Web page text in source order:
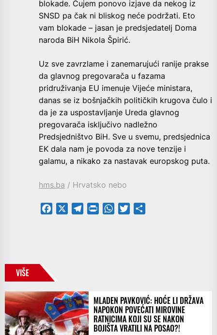
blokade. Čujem ponovo izjave da nekog iz
SNSD pa čak ni bliskog neće podržati. Eto
vam blokade – jasan je predsjedatelj Doma
naroda BiH Nikola Špirić.
Uz sve zavrzlame i zanemarujući ranije prakse
da glavnog pregovarača u fazama
pridruživanja EU imenuje Vijeće ministara,
danas se iz bošnjačkih političkih krugova čulo i
da je za uspostavljanje Ureda glavnog
pregovarača isključivo nadležno
Predsjedništvo BiH. Sve u svemu, predsjednica
EK dala nam je povoda za nove tenzije i
galamu, a nikako za nastavak europskog puta.
hms.ba / Hrvatsko nebo
Facebook TelegramPrintFriendly
WhatsApp
Twitter
VIŠE
MLADEN PAVKOVIĆ: HOĆE LI DRŽAVA
NAPOKON POVEĆATI MIROVINE
RATNICIMA KOJI SU SE NAKON
BOJIŠTA VRATILI NA POSAO?!